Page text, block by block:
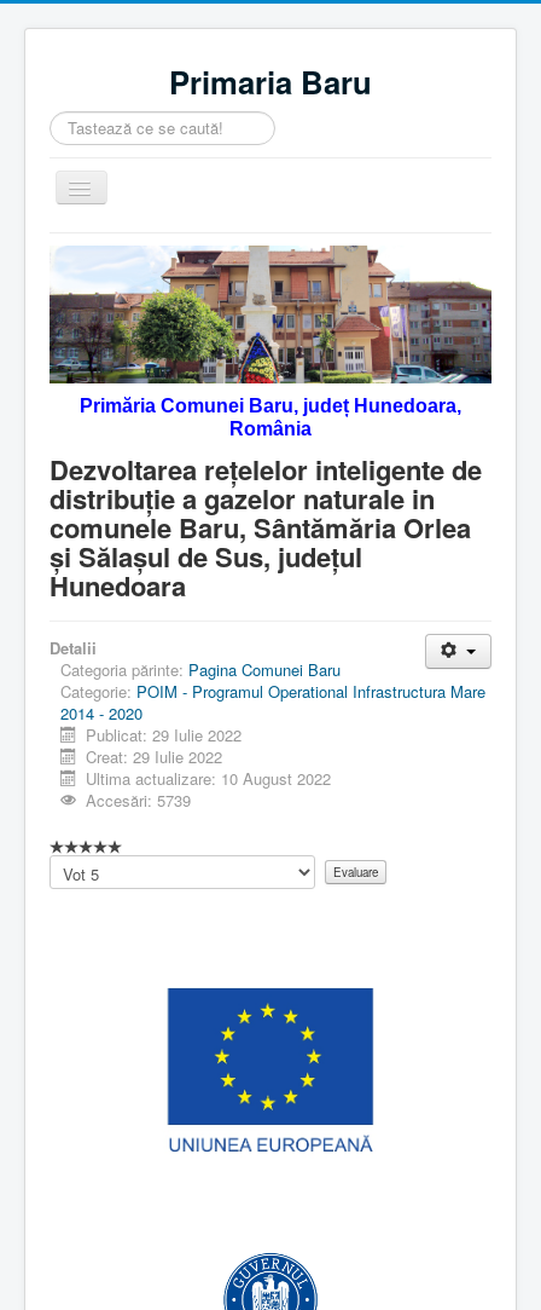
Primaria Baru
Căutare
...
Comută
navigarea
Home
Despre noi
Noutăţi
Contact
Servicii Online
Primăria Comunei Baru, județ Hunedoara,
România
Dezvoltarea rețelelor inteligente de
distribuție a gazelor naturale in
comunele Baru, Sântămăria Orlea
și Sălașul de Sus, județul
Hunedoara
Detalii
Categoria părinte: Pagina Comunei Baru
Categorie: POIM - Programul Operational Infrastructura Mare
2014 - 2020
Publicat: 29 Iulie 2022
Creat: 29 Iulie 2022
Ultima actualizare: 10 August 2022
Accesări: 5739
Vă
rugăm